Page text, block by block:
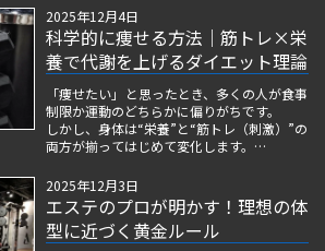
にチャレンジしてみると「思ったように変わ
らない」と悩む声も少なくありません。
部分痩せは、正しく理解すれば“叶い...
科学的に痩せる方法｜筋トレ×栄
養で代謝を上げるダイエット理論
2025年12月4日
「痩せたい」と思ったとき、多くの人が食事
制限か運動のどちらかに偏りがちです。
しかし、身体は“栄養”と“筋トレ（刺激）”の
両方が揃ってはじめて変化します。
形づくるには、筋肉と栄養の相互作用を理解
したアプローチが欠かせません。
筋肉はトレーニング中ではなく回...
エステのプロが明かす！理想の体
型に近づく黄金ルール
2025年12月3日